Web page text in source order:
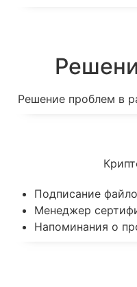
Решение проблем в
Подписание
Менеджер
Напоминания о